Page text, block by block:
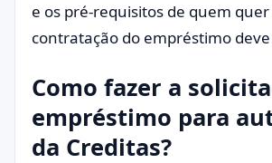
e os pré-requisitos de quem
contratação do empréstimo
Como fazer a
empréstimo para
da Creditas?